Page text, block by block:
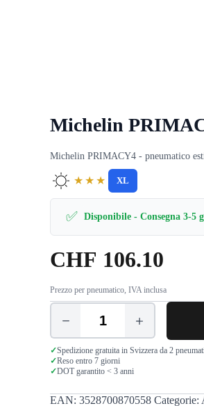
Michelin
Michelin PRIMACY4 - pneumatico
★★★ XL
✅ Disponibile - Consegna 3-5
CHF 106.10
Prezzo per pneumatico, IVA inclusa
Michelin
PRIMACY4
215/65
R17
103V
quantità
✓Spedizione gratuita in Svizzera da 2
✓Reso entro 7 giorni
✓DOT garantito < 3 anni
EAN: 3528700870558 Categorie: